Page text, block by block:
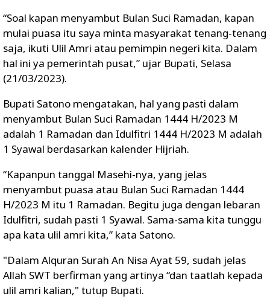
“Soal kapan menyambut Bulan Suci Ramadan, kapan
mulai puasa itu saya minta masyarakat tenang-tenang
saja, ikuti Ulil Amri atau pemimpin negeri kita. Dalam
hal ini ya pemerintah pusat,” ujar Bupati, Selasa
(21/03/2023).
Bupati Satono mengatakan, hal yang pasti dalam
menyambut Bulan Suci Ramadan 1444 H/2023 M
adalah 1 Ramadan dan Idulfitri 1444 H/2023 M adalah
1 Syawal berdasarkan kalender Hijriah.
“Kapanpun tanggal Masehi-nya, yang jelas
menyambut puasa atau Bulan Suci Ramadan 1444
H/2023 M itu 1 Ramadan. Begitu juga dengan lebaran
Idulfitri, sudah pasti 1 Syawal. Sama-sama kita tunggu
apa kata ulil amri kita,” kata Satono.
"Dalam Alquran Surah An Nisa Ayat 59, sudah jelas
Allah SWT berfirman yang artinya “dan taatlah kepada
ulil amri kalian," tutup Bupati.